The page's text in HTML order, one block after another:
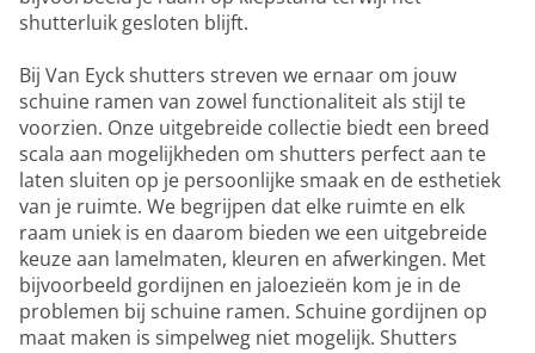
shutterluik gesloten blijft.
Bij Van Eyck shutters streven we ernaar om jouw
schuine ramen van zowel functionaliteit als stijl te
voorzien. Onze uitgebreide collectie biedt een breed
scala aan mogelijkheden om shutters perfect aan te
laten sluiten op je persoonlijke smaak en de esthetiek
van je ruimte. We begrijpen dat elke ruimte en elk
raam uniek is en daarom bieden we een uitgebreide
keuze aan lamelmaten, kleuren en afwerkingen. Met
bijvoorbeeld gordijnen en jaloezieën kom je in de
problemen bij schuine ramen. Schuine gordijnen op
maat maken is simpelweg niet mogelijk. Shutters